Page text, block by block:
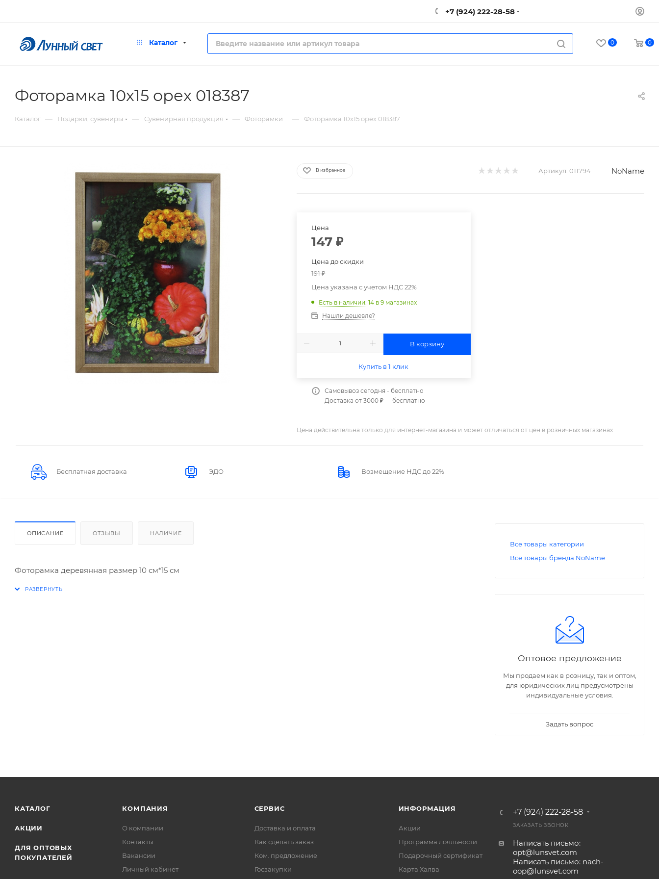
+7 (924) 222-28-58
Каталог 0 0
Фоторамка 10х15 орех 018387
Каталог — Подарки, сувениры — Сувенирная продукция — Фоторамки — Фоторамка 10х15 орех 018387
В избранное Артикул: 011794 NoName
Цена
147 ₽
Цена до скидки
191₽
Цена указана с учетом НДС 22%
Есть в наличии: 14 в 9 магазинах
Нашли дешевле?
В корзину
Купить в 1 клик
Самовывоз сегодня - бесплатно
Доставка от 3000 ₽ — бесплатно
Цена действительна только для интернет-магазина и может отличаться от цен в розничных магазинах
Бесплатная доставка ЭДО Возмещение НДС до 22%
ОПИСАНИЕ ОТЗЫВЫ НАЛИЧИЕ
Фоторамка деревянная размер 10 см*15 см
Все товары категории
Все товары бренда NoName
Оптовое предложение
Мы продаем как в розницу, так и оптом,
для юридических лиц предусмотрены
индивидуальные условия.
Задать вопрос
КАТАЛОГ
АКЦИИ
ДЛЯ ОПТОВЫХ
ПОКУПАТЕЛЕЙ
КОМПАНИЯ
О компании
Контакты
Вакансии
Личный кабинет
СЕРВИС
Доставка и оплата
Как сделать заказ
Ком. предложение
Госзакупки
ИНФОРМАЦИЯ
Акции
Программа лояльности
Подарочный сертификат
Карта Халва
+7 (924) 222-28-58
ЗАКАЗАТЬ ЗВОНОК
Написать письмо:
opt@lunsvet.com
Написать письмо: nach-
oop@lunsvet.com